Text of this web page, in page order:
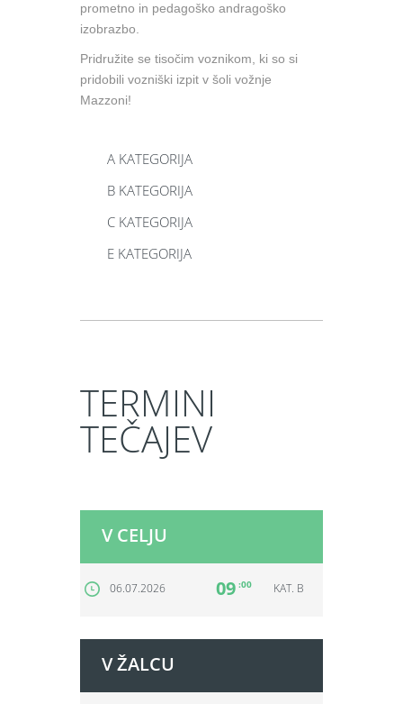
prometno in pedagoško andragoško
izobrazbo.
Pridružite se tisočim voznikom, ki so si
pridobili vozniški izpit v šoli vožnje
Mazzoni!
A KATEGORIJA
B KATEGORIJA
C KATEGORIJA
E KATEGORIJA
TERMINI
TEČAJEV
V CELJU
06.07.2026 09 :00 KAT. B
V ŽALCU